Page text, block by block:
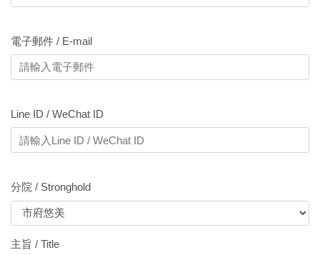
電子郵件 / E-mail
Line ID / WeChat ID
分院 / Stronghold
主旨 / Title